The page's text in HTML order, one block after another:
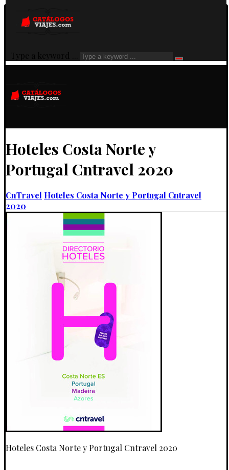
Type a keyword ...
Hoteles Costa Norte y
Portugal Cntravel 2020
CnTravel Hoteles Costa Norte y Portugal Cntravel
2020
Hoteles Costa Norte y Portugal Cntravel 2020